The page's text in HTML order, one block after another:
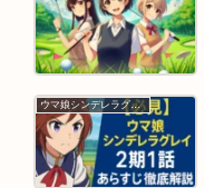
ウマ娘シンデレラグレイ